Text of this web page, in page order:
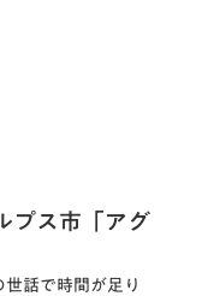
プス市「アグ
話で時間が足り